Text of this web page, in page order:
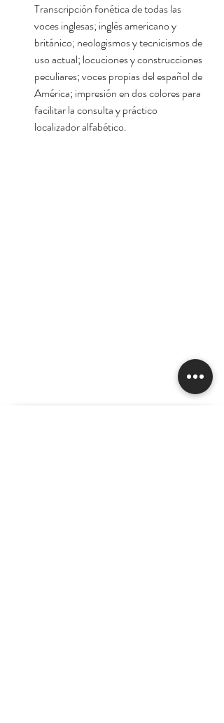
Transcripción fonética de todas las
voces inglesas; inglés americano y
británico; neologismos y tecnicismos de
uso actual; locuciones y construcciones
peculiares; voces propias del español de
América; impresión en dos colores para
facilitar la consulta y práctico
localizador alfabético.